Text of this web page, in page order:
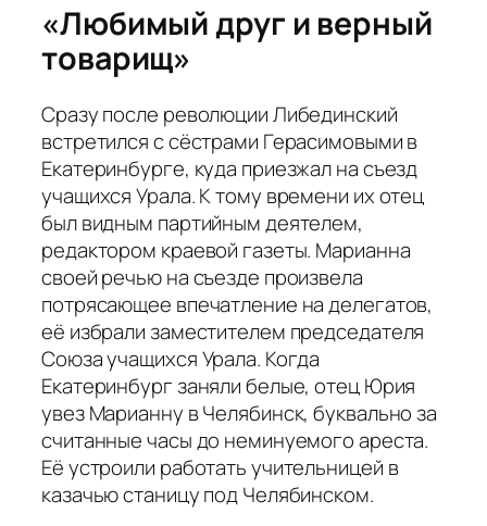
«Любимый друг и верный
товарищ»
Сразу после революции Либединский
встретился с сёстрами Герасимовыми в
Екатеринбурге, куда приезжал на съезд
учащихся Урала. К тому времени их отец
был видным партийным деятелем,
редактором краевой газеты. Марианна
своей речью на съезде произвела
потрясающее впечатление на делегатов,
её избрали заместителем председателя
Союза учащихся Урала. Когда
Екатеринбург заняли белые, отец Юрия
увез Марианну в Челябинск, буквально за
считанные часы до неминуемого ареста.
Её устроили работать учительницей в
казачью станицу под Челябинском.